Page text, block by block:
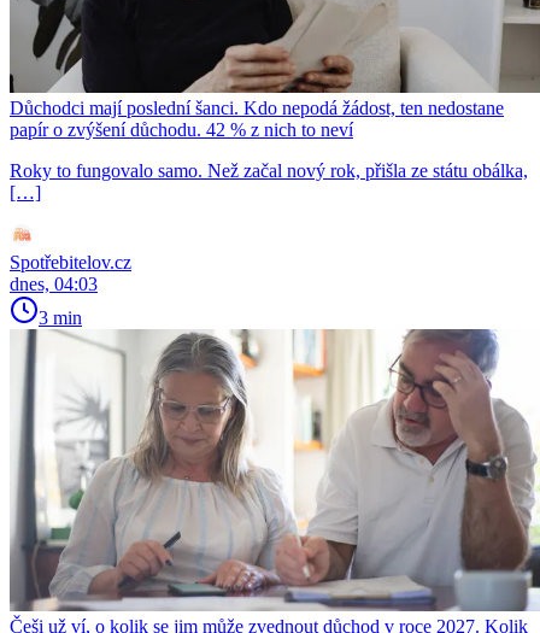
Důchodci mají poslední šanci. Kdo nepodá žádost, ten nedostane
papír o zvýšení důchodu. 42 % z nich to neví
Roky to fungovalo samo. Než začal nový rok, přišla ze státu obálka,
[…]
Spotřebitelov.cz
dnes, 04:03
3 min
Češi už ví, o kolik se jim může zvednout důchod v roce 2027. Kolik